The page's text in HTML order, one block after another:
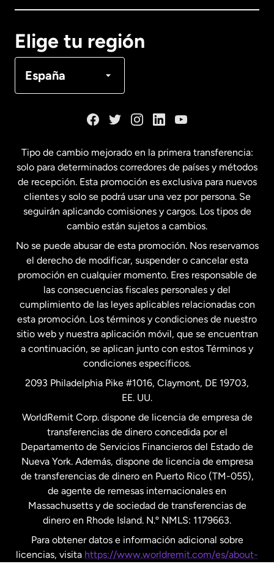
Elige tu región
España
Français
Estados Unidos English
Estados Unidos Español
Francia
Malasia
Nueva Zelanda
Países Bajos
Suecia
Tipo de cambio mejorado en la primera transferencia:
solo para determinados corredores de países y métodos
de recepción. Esta promoción es exclusiva para nuevos
clientes y solo se podrá usar una vez por persona. Se
seguirán aplicando comisiones y cargos. Los tipos de
cambio están sujetos a cambios.
No se puede abusar de esta promoción. Nos reservamos
el derecho de modificar, suspender o cancelar esta
promoción en cualquier momento. Eres responsable de
las consecuencias fiscales personales y del
cumplimiento de las leyes aplicables relacionadas con
esta promoción. Los términos y condiciones de nuestro
sitio web y nuestra aplicación móvil, que se encuentran
a continuación, se aplican junto con estos Términos y
condiciones específicos.
2093 Philadelphia Pike #1016, Claymont, DE 19703,
EE. UU.
WorldRemit Corp. dispone de licencia de empresa de
transferencias de dinero concedida por el
Departamento de Servicios Financieros del Estado de
Nueva York. Además, dispone de licencia de empresa
de transferencias de dinero en Puerto Rico (TM-055),
de agente de remesas internacionales en
Massachusetts y de sociedad de transferencias de
dinero en Rhode Island. N.º NMLS: 1179663.
Para obtener datos e información adicional sobre
licencias, visita https://www.worldremit.com/es/about-